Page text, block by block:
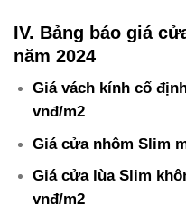
IV. Bảng báo giá
năm 2024
Giá vách kính cố
vnđ/m2
Giá cửa nhôm Slim
Giá cửa lùa Slim
vnđ/m2